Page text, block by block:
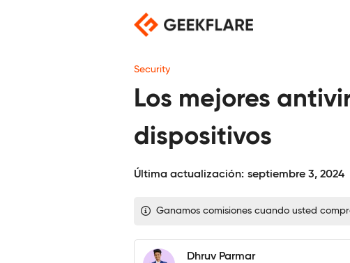
Security
Los mejores
dispositivos
Última actualización: septiembre 3, 2024
Ganamos comisiones cuando usted
Dhruv Parmar